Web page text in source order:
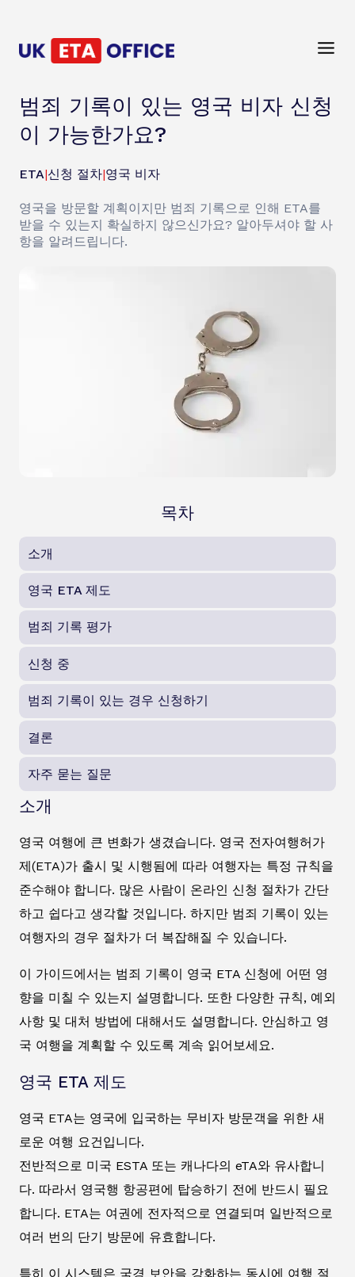
범죄 기록이 있는 영국 비자 신청
이 가능한가요?
ETA|신청 절차|영국 비자
영국을 방문할 계획이지만 범죄 기록으로 인해 ETA를
받을 수 있는지 확실하지 않으신가요? 알아두셔야 할 사
항을 알려드립니다.
목차
소개
영국 ETA 제도
범죄 기록 평가
신청 중
범죄 기록이 있는 경우 신청하기
결론
자주 묻는 질문
소개
영국 여행에 큰 변화가 생겼습니다. 영국 전자여행허가
제(ETA)가 출시 및 시행됨에 따라 여행자는 특정 규칙을
준수해야 합니다. 많은 사람이 온라인 신청 절차가 간단
하고 쉽다고 생각할 것입니다. 하지만 범죄 기록이 있는
여행자의 경우 절차가 더 복잡해질 수 있습니다.
이 가이드에서는 범죄 기록이 영국 ETA 신청에 어떤 영
향을 미칠 수 있는지 설명합니다. 또한 다양한 규칙, 예외
사항 및 대처 방법에 대해서도 설명합니다. 안심하고 영
국 여행을 계획할 수 있도록 계속 읽어보세요.
영국 ETA 제도
영국 ETA는 영국에 입국하는 무비자 방문객을 위한 새
로운 여행 요건입니다.
전반적으로 미국 ESTA 또는 캐나다의 eTA와 유사합니
다. 따라서 영국행 항공편에 탑승하기 전에 반드시 필요
합니다. ETA는 여권에 전자적으로 연결되며 일반적으로
여러 번의 단기 방문에 유효합니다.
특히 이 시스템은 국경 보안을 강화하는 동시에 여행 절